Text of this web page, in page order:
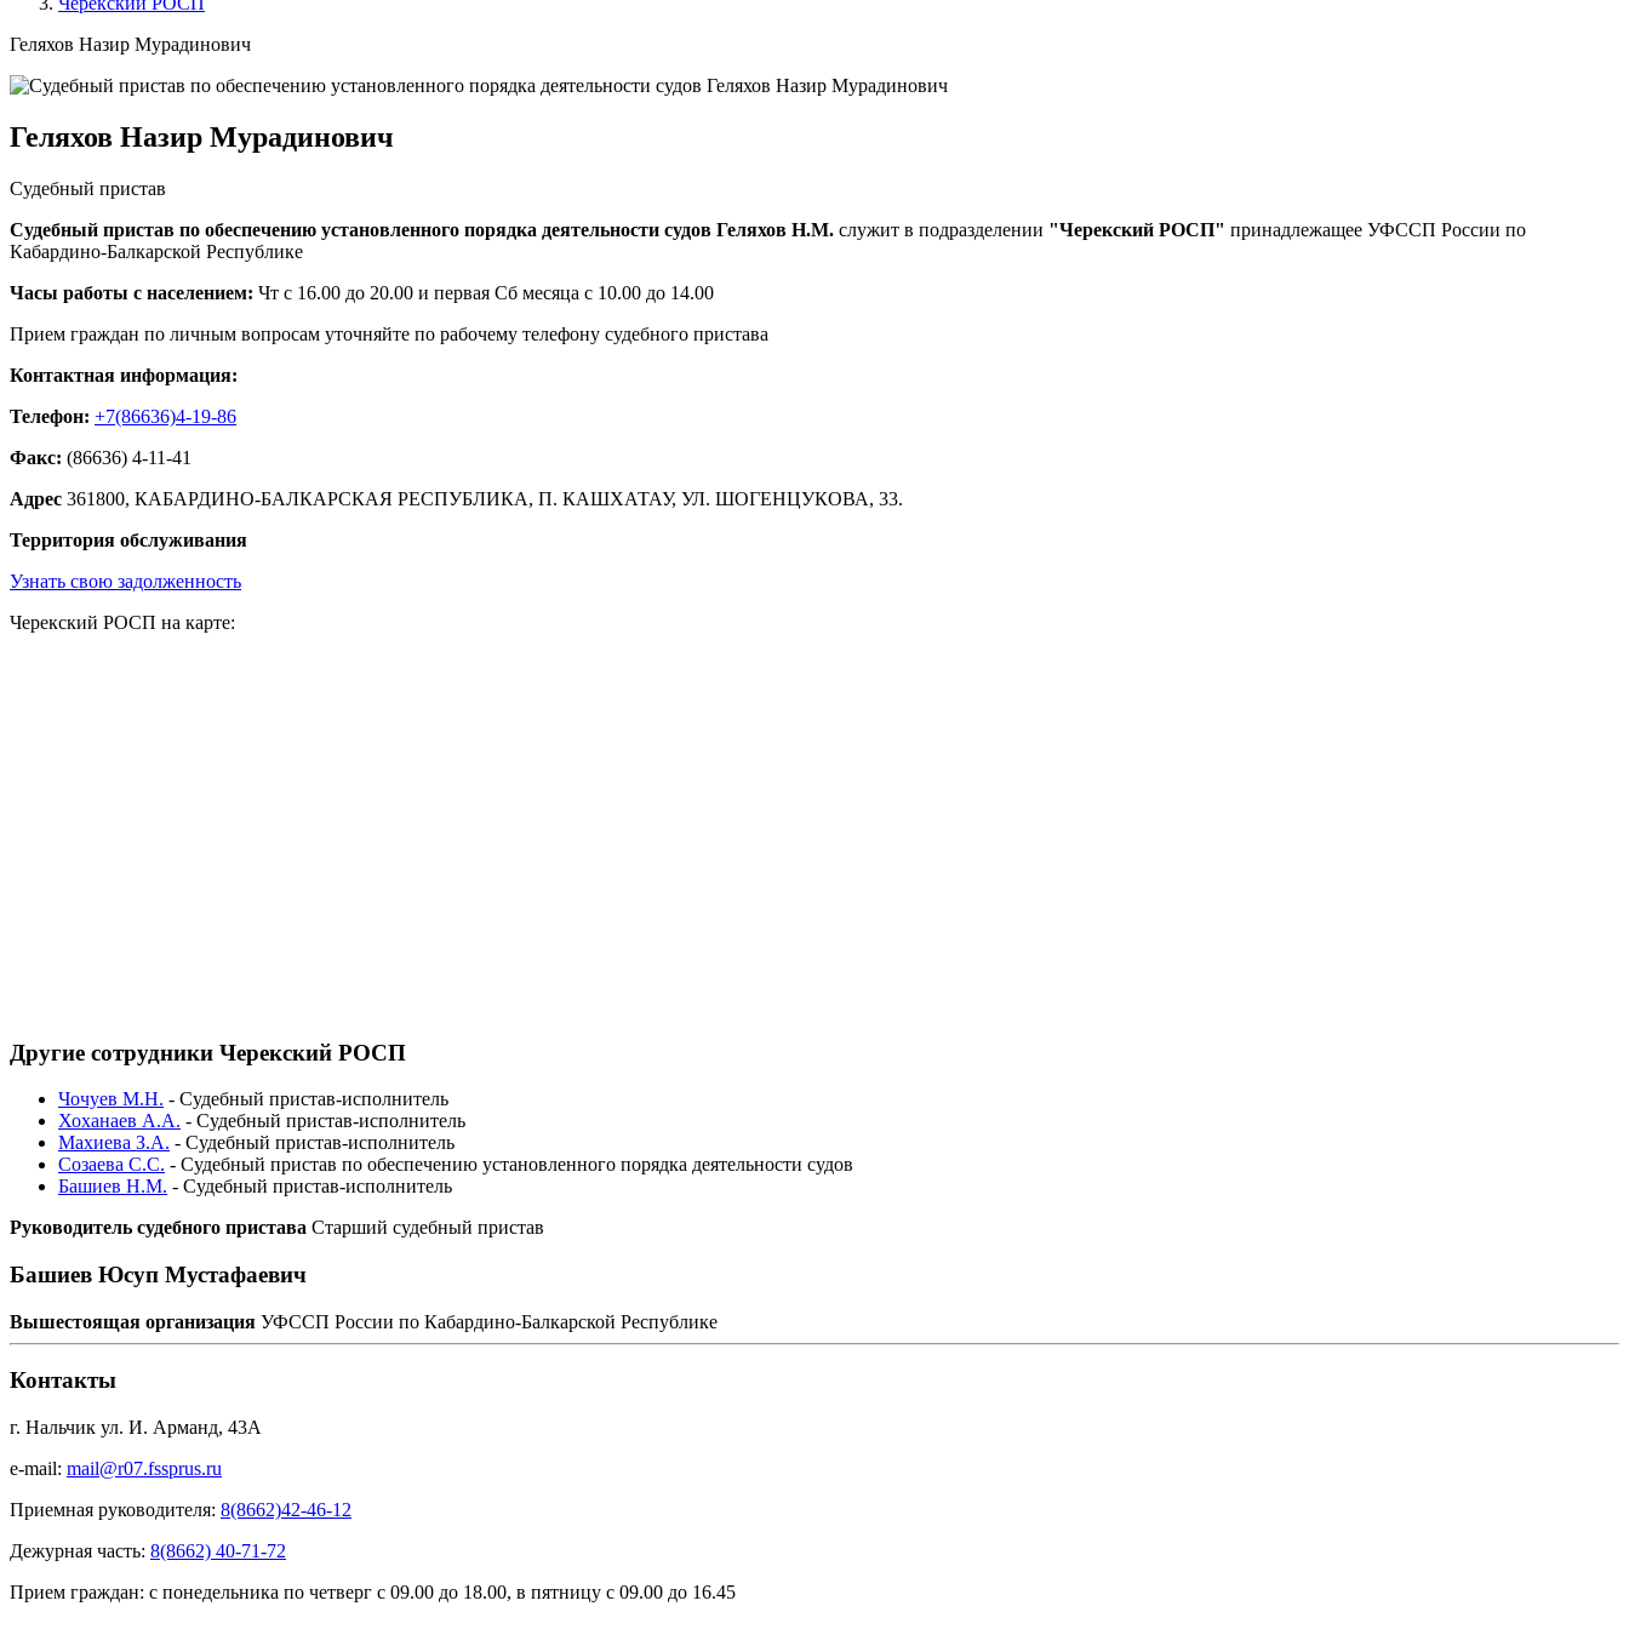
Геляхов Назир Мурадинович
Геляхов Назир Мурадинович
Судебный пристав
Судебный пристав по обеспечению установленного порядка деятельности судов Геляхов Н.М. служит в подразделении "Черекский РОСП" принадлежащее УФССП России по
Кабардино-Балкарской Республике
Часы работы с населением: Чт с 16.00 до 20.00 и первая Сб месяца с 10.00 до 14.00
Прием граждан по личным вопросам уточняйте по рабочему телефону судебного пристава
Контактная информация:
Телефон: +7(86636)4-19-86
Факс: (86636) 4-11-41
Адрес 361800, КАБАРДИНО-БАЛКАРСКАЯ РЕСПУБЛИКА, П. КАШХАТАУ, УЛ. ШОГЕНЦУКОВА, 33.
Территория обслуживания
Узнать свою задолженность
Черекский РОСП на карте:
Другие сотрудники Черекский РОСП
Чочуев М.Н. - Судебный пристав-исполнитель
Хоханаев А.А. - Судебный пристав-исполнитель
Махиева З.А. - Судебный пристав-исполнитель
Созаева С.С. - Судебный пристав по обеспечению установленного порядка деятельности судов
Башиев Н.М. - Судебный пристав-исполнитель
Руководитель судебного пристава Старший судебный пристав
Башиев Юсуп Мустафаевич
Вышестоящая организация УФССП России по Кабардино-Балкарской Республике
Контакты
г. Нальчик ул. И. Арманд, 43А
e-mail: mail@r07.fssprus.ru
Приемная руководителя: 8(8662)42-46-12
Дежурная часть: 8(8662) 40-71-72
Прием граждан: с понедельника по четверг с 09.00 до 18.00, в пятницу с 09.00 до 16.45